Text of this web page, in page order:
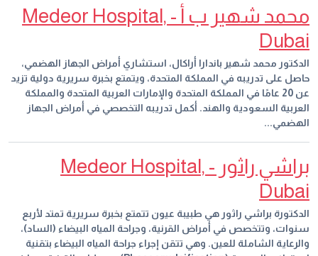
محمد شهير ب أ - Medeor Hospital,
Dubai
الدكتور محمد شهير باندارا أراكال، استشاري أمراض الجهاز الهضمي،
حاصل على تدريبه في المملكة المتحدة، ويتمتع بخبرة سريرية دولية تزيد
عن 20 عامًا في المملكة المتحدة والإمارات العربية المتحدة والمملكة
العربية السعودية والهند. أكمل تدريبه التخصصي في أمراض الجهاز
الهضمي...
براشي راثور - Medeor Hospital,
Dubai
الدكتورة براشي راثور هي طبيبة عيون تتمتع بخبرة سريرية تمتد لأربع
سنوات، وتتخصص في أمراض القرنية، وجراحة المياه البيضاء (الساد)،
والرعاية الشاملة للعين. وهي تتقن إجراء جراحة المياه البيضاء بتقنية